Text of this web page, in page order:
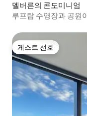
멜버른의 콘도미니엄
루프탑 수영장과 공원
게스트 선호
게스트 선호